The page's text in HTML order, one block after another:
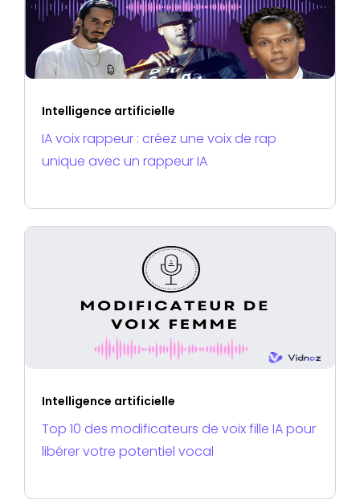
Intelligence artificielle
IA voix rappeur : créez une voix de rap
unique avec un rappeur IA
Intelligence artificielle
Top 10 des modificateurs de voix fille IA pour
libérer votre potentiel vocal